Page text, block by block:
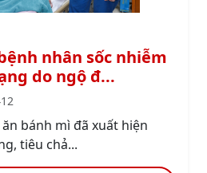
nhân sốc nhiễm
do ngộ đ...
bánh mì đã xuất hiện
tiêu chả...